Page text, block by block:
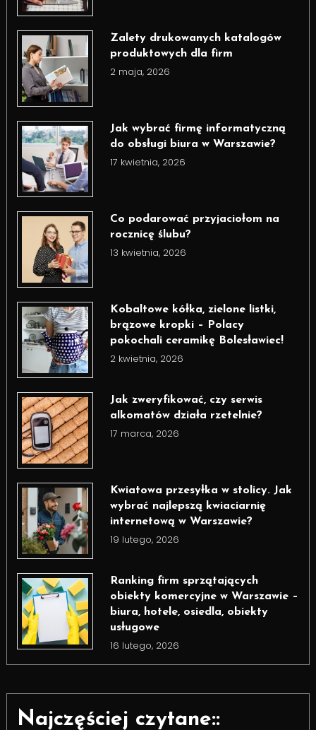
Zalety drukowanych katalogów
produktowych dla firm
2 maja, 2026
Jak wybrać firmę informatyczną
do obsługi biura w Warszawie?
17 kwietnia, 2026
Co podarować przyjaciołom na
rocznicę ślubu?
13 kwietnia, 2026
Kobaltowe kółka, zielone listki,
brązowe kropki – Polacy
pokochali ceramikę Bolesławiec!
2 kwietnia, 2026
Jak zweryfikować, czy serwis
alkomatów działa rzetelnie?
17 marca, 2026
Kwiatowa przesyłka w stolicy. Jak
wybrać najlepszą kwiaciarnię
internetową w Warszawie?
19 lutego, 2026
Ranking firm sprzątających
obiekty komercyjne w Warszawie –
biura, hotele, osiedla, obiekty
usługowe
16 lutego, 2026
Najczęściej czytane::